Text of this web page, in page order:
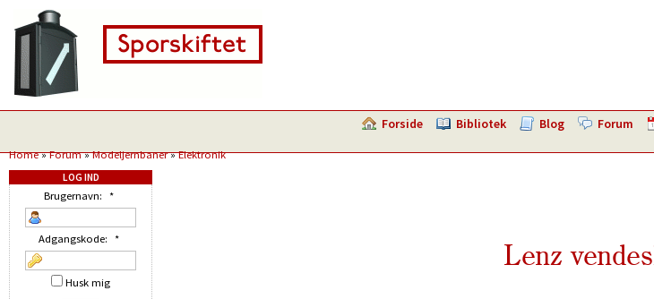
Forside Bibliotek Blog Forum
Home»Forum»Modeljernbaner»Elektronik
Lenz
LOG IND
Brugernavn: *
Adgangskode: *
Husk mig